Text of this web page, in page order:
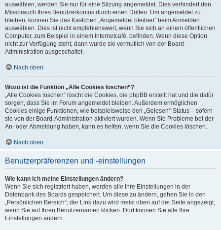
auswählen, werden Sie nur für eine Sitzung angemeldet. Dies verhindert den
Missbrauch Ihres Benutzerkontos durch einen Dritten. Um angemeldet zu
bleiben, können Sie das Kästchen „Angemeldet bleiben“ beim Anmelden
auswählen. Dies ist nicht empfehlenswert, wenn Sie sich an einem öffentlichen
Computer, zum Beispiel in einem Internetcafé, befinden. Wenn diese Option
nicht zur Verfügung steht, dann wurde sie vermutlich von der Board-
Administration ausgeschaltet.
Nach oben
Wozu ist die Funktion „Alle Cookies löschen“?
„Alle Cookies löschen“ löscht die Cookies, die phpBB erstellt hat und die dafür
sorgen, dass Sie im Forum angemeldet bleiben. Außerdem ermöglichen
Cookies einige Funktionen, wie beispielsweise den „Gelesen“-Status – sofern
sie von der Board-Administration aktiviert wurden. Wenn Sie Probleme bei der
An- oder Abmeldung haben, kann es helfen, wenn Sie die Cookies löschen.
Nach oben
Benutzerpräferenzen und -einstellungen
Wie kann ich meine Einstellungen ändern?
Wenn Sie sich registriert haben, werden alle Ihre Einstellungen in der
Datenbank des Boards gespeichert. Um diese zu ändern, gehen Sie in den
„Persönlichen Bereich“; der Link dazu wird meist oben auf der Seite angezeigt,
wenn Sie auf Ihren Benutzernamen klicken. Dort können Sie alle Ihre
Einstellungen ändern.